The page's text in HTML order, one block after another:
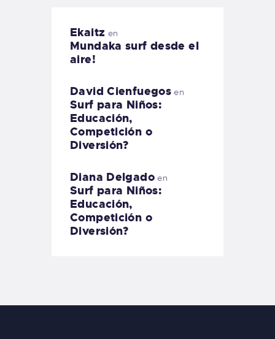
Ekaitz en
Mundaka surf desde el
aire!
David Cienfuegos en
Surf para Niños:
Educación,
Competición o
Diversión?
Diana Delgadoen
Surf para Niños:
Educación,
Competición o
Diversión?